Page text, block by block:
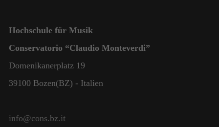
Hochschule für Musik
Conservatorio “Claudio Monteverdi”
Domenikanerplatz 19
39100 Bozen(BZ) - Italien
info@cons.bz.it